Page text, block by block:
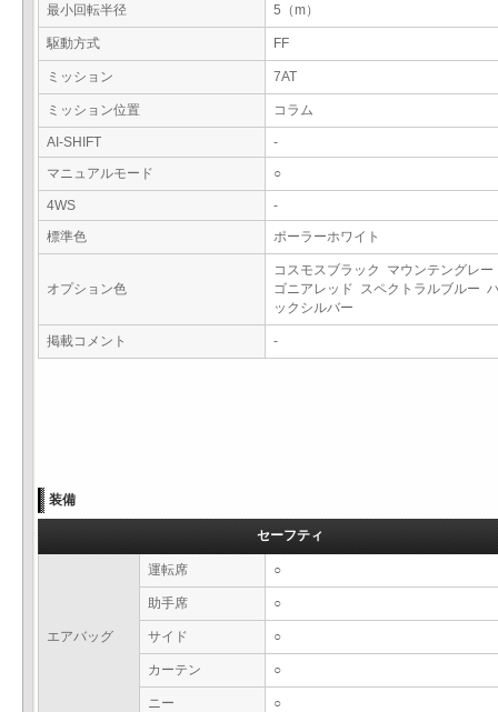
最小回転半径 5（m）
駆動方式 FF
ミッション 7AT
ミッション位置 コラム
AI-SHIFT
-
マニュアルモード
○
4WS
-
標準色
ポーラーホワイト
オプション色
コスモスブラック マウンテングレ
ゴニアレッド スペクトラルブルー
ックシルバー
掲載コメント -
装備
セーフティ
エアバッグ
運転席 ○
助手席 ○
サイド ○
カーテン ○
ニー ○